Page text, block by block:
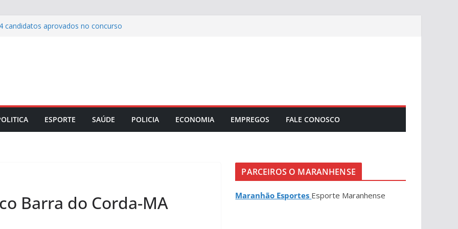
candidatos aprovados no concurso
apresenta relatório dos primeiros
novo Centro de Especialidades
e reforça rede de saúde bucal
ESPORTE SAÚDE POLICIA ECONOMIA EMPREGOS FALE CONOSCO
Barra do Corda-MA
PARCEIROS O MARANHENSE
Maranhão Esportes Esporte Maranhense